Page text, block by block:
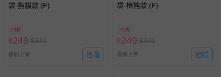
客製化商品（例如客製生日書、姓名貼等）。
經消費者拆封之影音商品或電腦軟體（例如 DVD、CD
袋-熊貓款 (F)
73折
$249 $341
最新上架 追蹤
袋-棕熊款 (F)
73折
$249 $341
最新上架 追蹤